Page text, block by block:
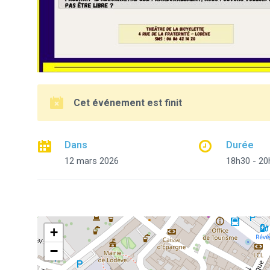
Cet événement est finit
Dans
12 mars 2026
Durée
18h30 -
+
−